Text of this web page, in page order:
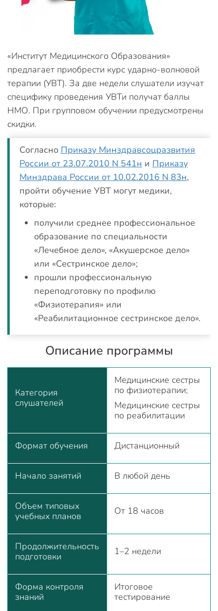
«Институт Медицинского Образования»
предлагает приобрести курс ударно-волновой
терапии (УВТ). За две недели слушатели изучат
специфику проведения УВТи получат баллы
НМО. При групповом обучении предусмотрены
скидки.
Согласно Приказу Минздравсоцразвития
России от 23.07.2010 N 541н и Приказу
Минздрава России от 10.02.2016 N 83н,
пройти обучение УВТ могут медики,
которые:
получили среднее профессиональное
образование по специальности
«Лечебное дело», «Акушерское дело»
или «Сестринское дело»;
прошли профессиональную
переподготовку по профилю
«Физиотерапия» или
«Реабилитационное сестринское дело».
Описание программы
Категория
слушателей
Медицинские сестры
по физиотерапии;
Медицинские сестры
по реабилитации
Формат обучения Дистанционный
Начало занятий В любой день
Объем типовых
учебных планов
От 18 часов
Продолжительность
подготовки
1–2 недели
Форма контроля
знаний
Итоговое
тестирование